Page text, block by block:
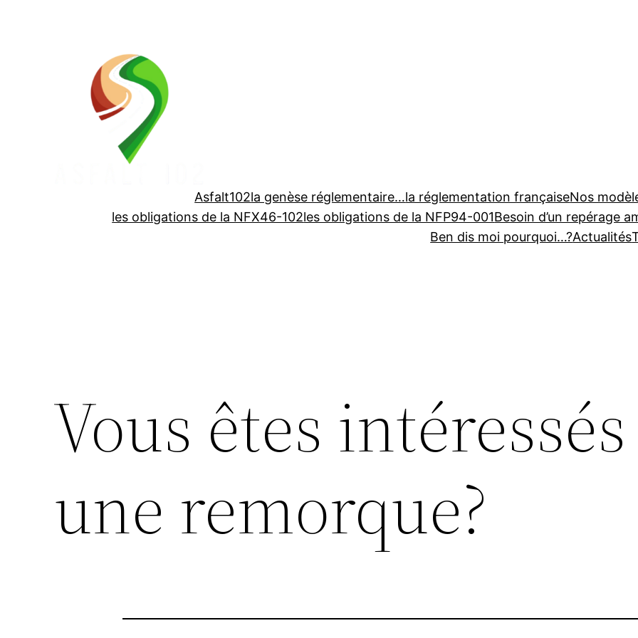
Asfalt102la genèse réglementaire…la réglementation françaiseNos
les obligations de la NFX46-102les obligations de la NFP94-001Besoin d’un repérage
Ben dis moi pourquoi…?Actualités
Vous êtes
une remorque?